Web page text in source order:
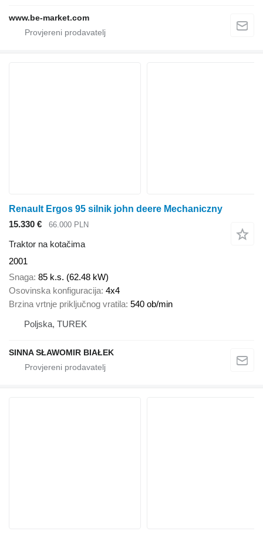
www.be-market.com
Renault Ergos 95 silnik john deere Mechaniczny
15.330 €
66.000 PLN
Traktor na kotačima
2001
Snaga 85 k.s. (62.48 kW)
Osovinska konfiguracija 4x4
Brzina vrtnje priključnog vratila 540 ob/min
Poljska, TUREK
SINNA SŁAWOMIR BIAŁEK